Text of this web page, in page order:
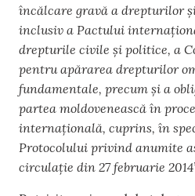
încălcare gravă a drepturilor
inclusiv a Pactului
drepturile civile și politice, a
pentru apărarea drepturilor
fundamentale, precum și a
partea moldovenească în
internațională, cuprins, în
Protocolului privind anumite
circulație din 27 februarie